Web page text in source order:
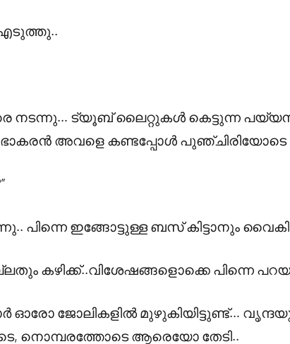
നടന്നു… ട്യൂബ് ലൈറ്റുകൾ കെട്ടുന്ന
അവളെ കണ്ടപ്പോൾ
പിന്നെ ഇങ്ങോട്ടുള്ള ബസ് കിട്ടാനും
കഴിക്ക്..വിശേഷങ്ങളൊക്കെ പിന്നെ
ഓരോ ജോലികളിൽ മുഴുകിയിട്ടുണ്ട്…
നൊമ്പരത്തോടെ ആരെയോ തേടി..